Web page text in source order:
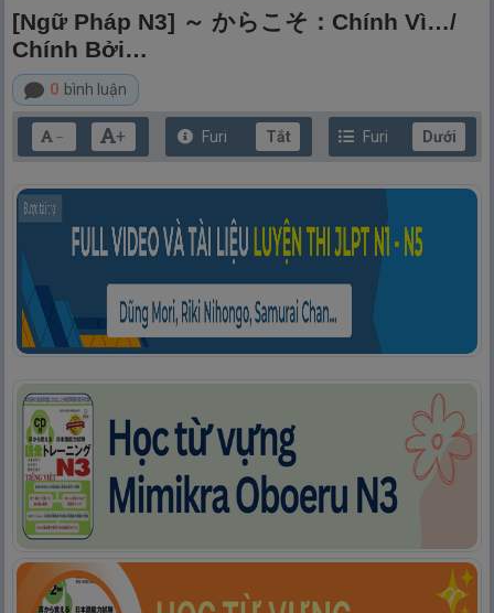
[Ngữ Pháp N3] ～ からこそ：Chính Vì…/
Chính Bởi…
0 bình luận
－ + Furi Tắt Furi Dưới